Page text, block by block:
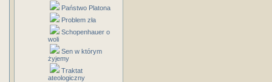
Państwo Platona
Problem zła
Schopenhauer o
woli
Sen w którym
żyjemy
Traktat
ateologiczny